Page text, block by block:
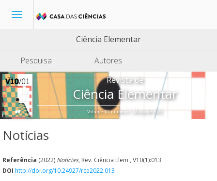
Toggle
Ciência Elementar
Pesquisa
Autores
Revista de
Ciência Elementar
Volume 10, número 1, Março de 2022
Notícias
Referência (2022) Notícias, Rev. Ciência Elem., V10(1):013
DOI http://doi.org/10.24927/rce2022.013